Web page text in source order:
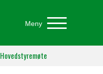
Meny
Hovedstyremøte